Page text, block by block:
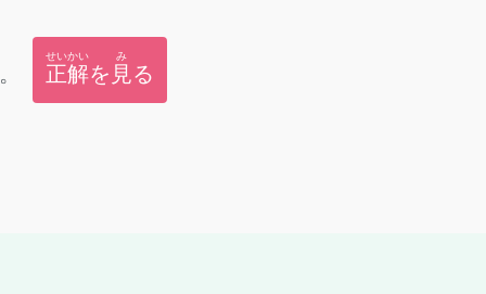
正解
せいかい
を 見
み
る